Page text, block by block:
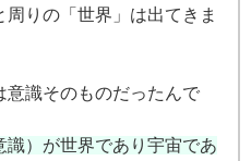
周りの「世界」は出てきま
意識そのものだったんで
識）が世界であり宇宙であ